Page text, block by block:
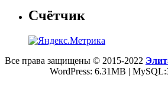
Счётчик
Все права защищены © 2015-2022
WordPress: 6.31MB |